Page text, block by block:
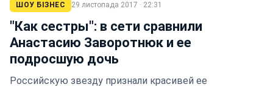
ШОУ БІЗНЕС 29 листопада 2017 · 22:31
"Как сестры": в сети сравнили
Анастасию Заворотнюк и ее
подросшую дочь
Российскую звезду признали красивей ее